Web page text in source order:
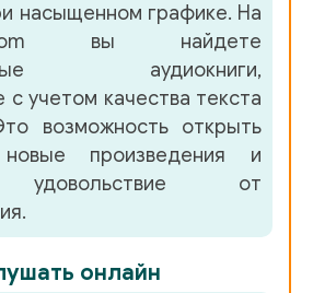
насыщенном графике. На
вы найдете
аудиокниги,
учетом качества текста
возможность открыть
произведения и
удовольствие от
онлайн